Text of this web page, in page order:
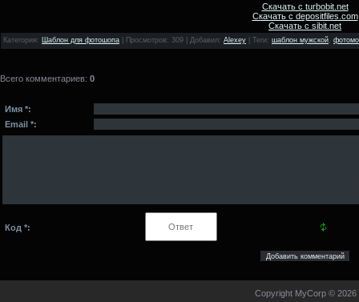
Скачать с turbobit.net
Скачать с depositfiles.com
Скачать с sibit.net
Категория : Шаблон для фотошопа Просмотров: 309 | Добавил: Alexey Теги: шаблон мужской,
Всего комментариев: 0
Имя *:
Email *:
Код *:
Copyright MyCorp © 2026